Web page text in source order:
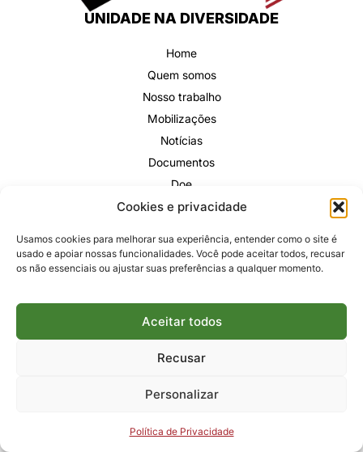
Cookies e privacidade
Usamos cookies para melhorar sua experiência, entender como o site é
usado e apoiar nossas funcionalidades. Você pode aceitar todos, recusar
os não essenciais ou ajustar suas preferências a qualquer momento.
Aceitar todos
Recusar
Personalizar
Política de Privacidade
UNIDADE NA DIVERSIDADE
Home
Quem somos
Nosso trabalho
Mobilizações
Notícias
Documentos
Doe
Trabalhe conosco